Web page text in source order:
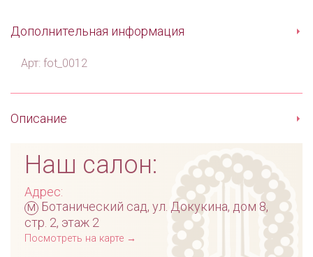
Дополнительная информация
Арт: fot_0012
Описание
Наш салон:
Адрес:
м Ботанический сад, ул. Докукина, дом 8,
стр. 2, этаж 2
Посмотреть на карте →